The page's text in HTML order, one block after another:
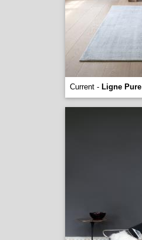
Current - Ligne Pure